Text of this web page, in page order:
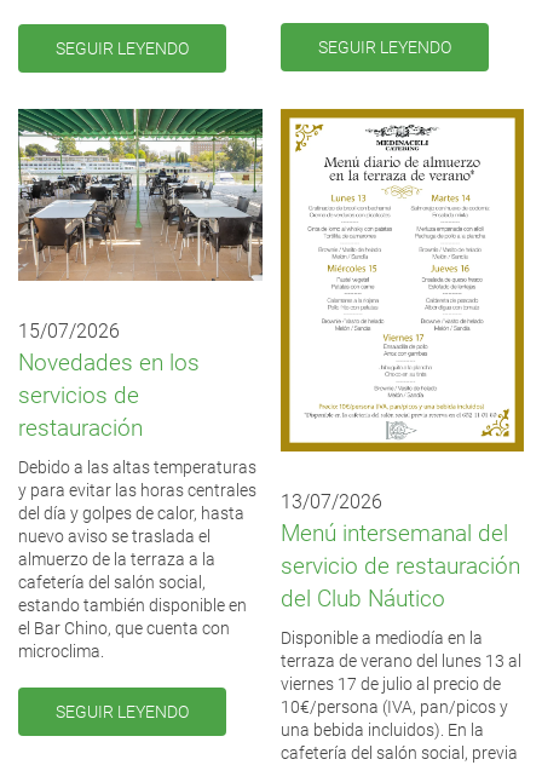
SEGUIR LEYENDO SEGUIR LEYENDO
15/07/2026
Novedades en los
servicios de
restauración
Debido a las altas temperaturas
y para evitar las horas centrales
del día y golpes de calor, hasta
nuevo aviso se traslada el
almuerzo de la terraza a la
cafetería del salón social,
estando también disponible en
el Bar Chino, que cuenta con
microclima.
SEGUIR LEYENDO
13/07/2026
Menú intersemanal del
servicio de restauración
del Club Náutico
Disponible a mediodía en la
terraza de verano del lunes 13 al
viernes 17 de julio al precio de
10€/persona (IVA, pan/picos y
una bebida incluidos). En la
cafetería del salón social, previa